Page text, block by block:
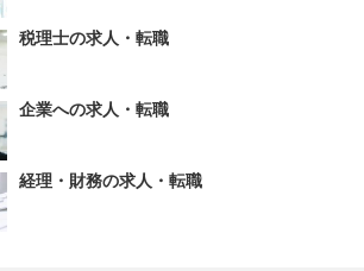
税理士の求人・転職
企業への求人・転職
経理・財務の求人・転職